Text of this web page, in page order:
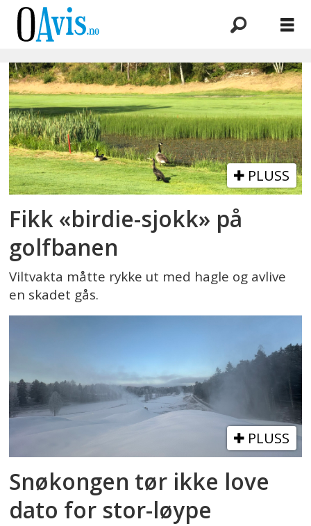
Emne:
golfbane
PLUSS
Fikk «birdie-sjokk» på
golfbanen
Viltvakta måtte rykke ut med hagle og avlive
en skadet gås.
PLUSS
Snøkongen tør ikke love
dato for stor-løype